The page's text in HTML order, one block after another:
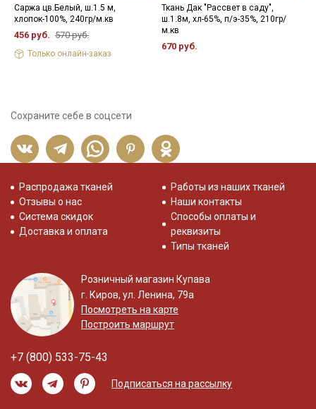
Саржа цв.Белый, ш.1.5 м,
хлопок-100%, 240гр/м.кв
456 руб. 570 руб.
Только онлайн-заказ
Ткань Дак "Рассвет в саду",
ш.1.8м, хл-65%, п/э-35%, 210гр/
м.кв
670 руб.
Сохраните себе в соцсети
Распродажа тканей
Отзывы о нас
Система скидок
Доставка и оплата
Работы из наших тканей
Наши контакты
Способы оплаты и
реквизиты
Типы тканей
Розничный магазин Купава
г. Киров, ул. Ленина, 79а
Посмотреть на карте
Построить маршрут
+7 (800) 533-75-43
Подписаться на рассылку